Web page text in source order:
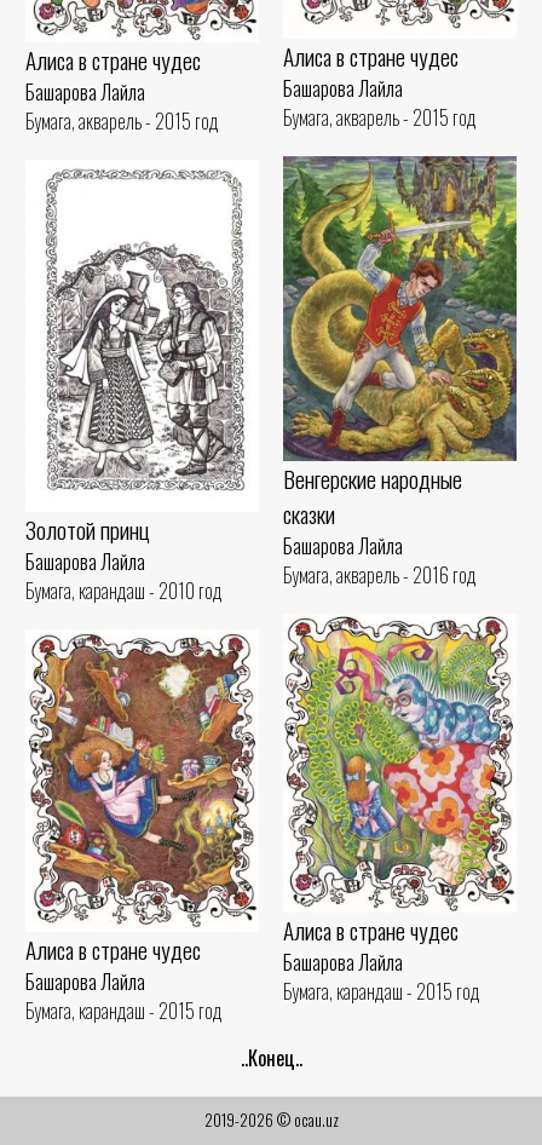
Алиса в стране чудес
Башарова Лайла
Бумага, акварель - 2015 год
Алиса в стране чудес
Башарова Лайла
Бумага, акварель - 2015 год
Венгерские народные
сказки
Башарова Лайла
Бумага, акварель - 2016 год
Золотой принц
Башарова Лайла
Бумага, карандаш - 2010 год
Алиса в стране чудес
Башарова Лайла
Бумага, карандаш - 2015 год
Алиса в стране чудес
Башарова Лайла
Бумага, карандаш - 2015 год
..Конец..
2019-2026 © ocau.uz